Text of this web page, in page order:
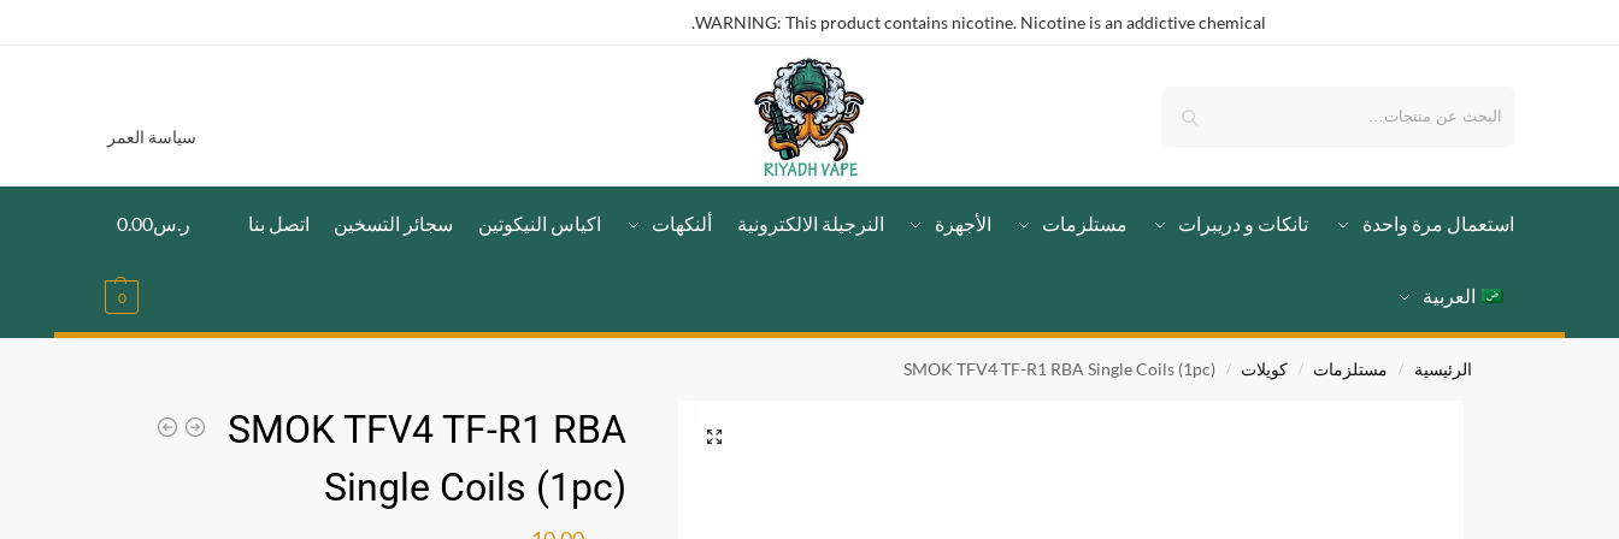
WARNING: This product contains nicotine. Nicotine is an addictive chemical.
سياسة العمر
استعمال مرة واحدة تانكات و دريبرات مستلزمات الأجهزة النرجيلة الالكترونية ألنكهات اكياس النيكوتين سجائر التسخين اتصل بنا
العربية
ر.س0.00
0
الرئيسية / مستلزمات / كويلات /
SMOK TFV4 TF-R1 RBA Single Coils (1pc)
SMOK TFV4 TF-R1 RBA
Single Coils (1pc)